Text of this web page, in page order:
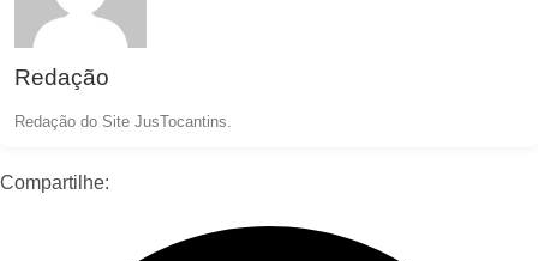
Redação
Redação do Site JusTocantins.
Compartilhe: